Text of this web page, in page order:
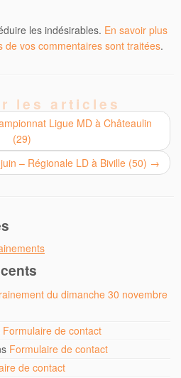
les indésirables. En savoir plus
de vos commentaires sont traitées.
les articles
Ligue MD à Châteaulin
(29)
– Régionale LD à Biville (50) →
du dimanche 30 novembre
Formulaire de contact
Formulaire de contact
de contact